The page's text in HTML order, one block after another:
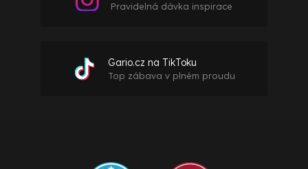
Pravidelná dávka inspirace
Gario.cz na TikToku
Top zábava v plném proudu